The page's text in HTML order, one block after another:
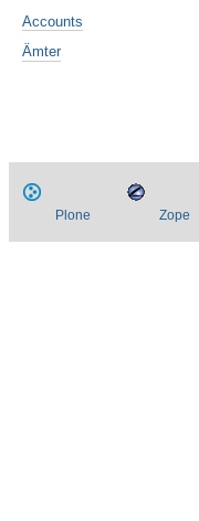
Accounts
Ämter
Plone Zope